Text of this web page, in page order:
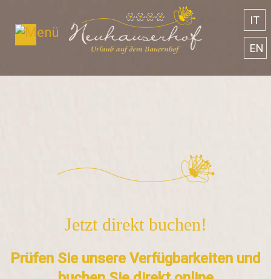
IT
EN
Jetzt direkt buchen!
Prüfen Sie unsere Verfügbarkeiten und